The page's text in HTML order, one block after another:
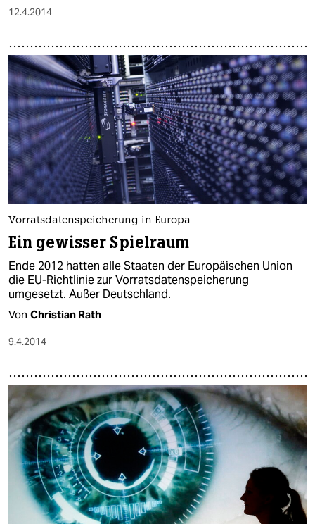
12.4.2014
Vorratsdatenspeicherung in Europa
Ein gewisser Spielraum
Ende 2012 hatten alle Staaten der Europäischen Union
die EU-Richtlinie zur Vorratsdatenspeicherung
umgesetzt. Außer Deutschland.
Von Christian Rath
9.4.2014